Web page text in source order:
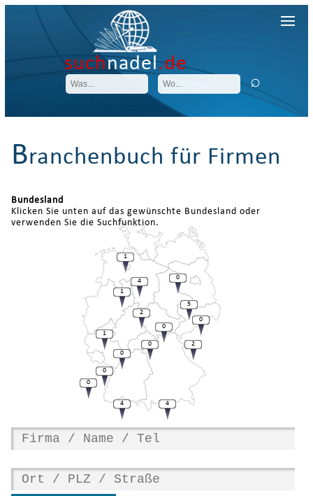
suchnadel.de
Branchenbuch für Firmen
Bundesland
Klicken Sie unten auf das gewünschte Bundesland oder
verwenden Sie die Suchfunktion.
2
0
1
5
0
0
4
1
1
2
0
0
0
4
0
4